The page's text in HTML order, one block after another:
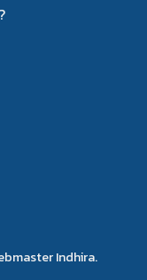
Indhira.